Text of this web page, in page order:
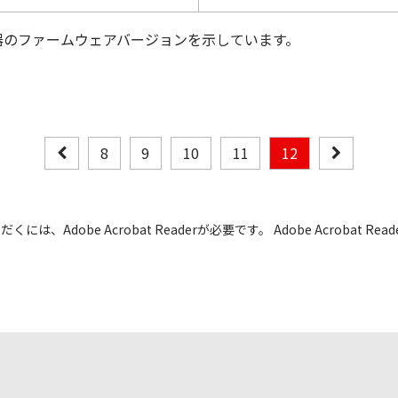
ファームウェアバージョンを示しています。
8 9 10 11 12
くには、Adobe Acrobat Readerが必要です。 Adobe Acrobat